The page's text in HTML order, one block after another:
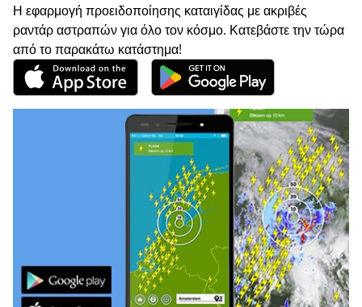
Η εφαρμογή προειδοποίησης καταιγίδας με ακριβές
ραντάρ αστραπών για όλο τον κόσμο. Κατεβάστε την τώρα
από το παρακάτω κατάστημα!